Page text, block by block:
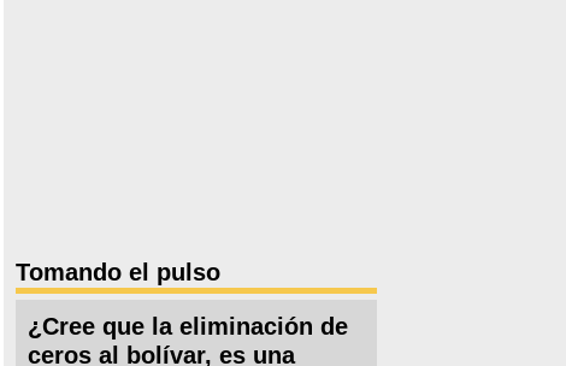
Tomando el pulso
¿Cree que la eliminación de
ceros al bolívar, es una